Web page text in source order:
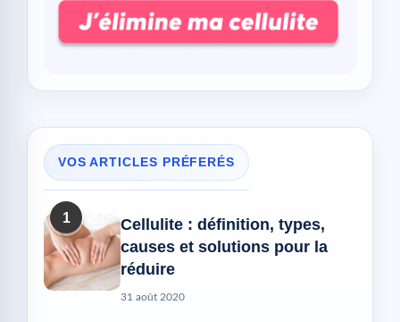
VOS ARTICLES PRÉFERÉS
1
Cellulite : définition, types,
causes et solutions pour la
réduire
31 août 2020